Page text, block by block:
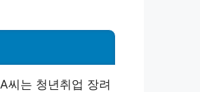
씨는 청년취업 장려